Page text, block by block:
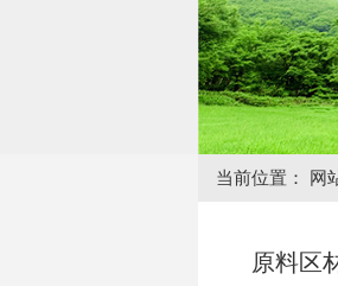
当前位置： 网
原料区